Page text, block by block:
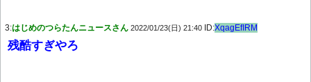
3:はじめのつらたんニュースさん 2022/01/23(日) 21:40 ID:XqagEfIRM
残酷すぎやろ